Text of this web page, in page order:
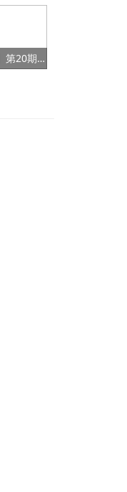
【影淄·微纪录】第20期：战“疫”老将刘景春